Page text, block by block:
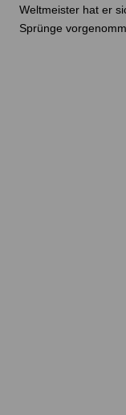
Weltmeister hat er
Sprünge